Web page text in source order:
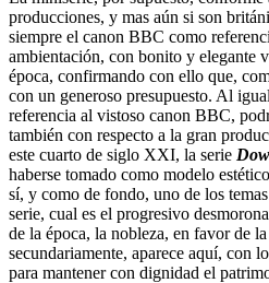
producciones, y mas aún si son
siempre el canon BBC como
ambientación, con bonito y elegante
época, confirmando con ello que,
con un generoso presupuesto. Al
referencia al vistoso canon BBC,
también con respecto a la gran
este cuarto de siglo XXI, la serie
haberse tomado como modelo
sí, y como de fondo, uno de los
serie, cual es el progresivo
de la época, la nobleza, en favor de
secundariamente, aparece aquí, con
para mantener con dignidad el